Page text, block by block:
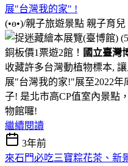
展"台灣我的家" !
(•ө•)/親子旅遊景點 親子育兒
銅板價1票遊2館！ 國立臺灣
收藏許多台灣動植物標本,
展"台灣我的家!"展至2022年
子! 是北市高CP值室內景點
物館囉!
繼續閱讀
3年前
來石門必吃三寶粽花茶、新